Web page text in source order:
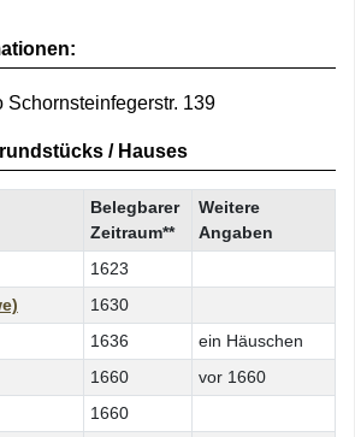
/ Hauses
Belegbarer
Zeitraum**
Weitere
Angaben
1623
1630
1636
ein Häuschen
1660
vor 1660
1660